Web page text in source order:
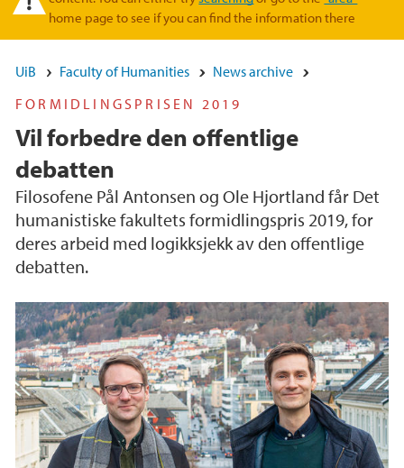
home page to see if you can find the information there
UiB Faculty of Humanities
News archive
FORMIDLINGSPRISEN 2019
Vil forbedre den offentlige
debatten
Filosofene Pål Antonsen og Ole Hjortland får Det
humanistiske fakultets formidlingspris 2019, for
deres arbeid med logikksjekk av den offentlige
debatten.